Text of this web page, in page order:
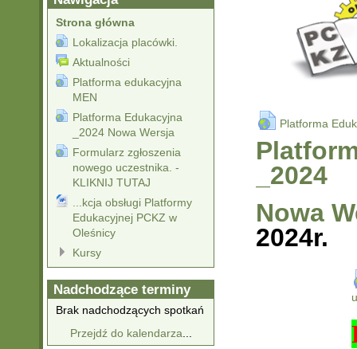
Platforma
_2024
Nowa
2024r.
Strona główna
Lokalizacja placówki.
Aktualności
Platforma edukacyjna
MEN
Platforma Edukacyjna
_2024 Nowa Wersja
Formularz zgłoszenia
nowego uczestnika. -
KLIKNIJ TUTAJ
...kcja obsługi Platformy
Edukacyjnej PCKZ w
Oleśnicy
Kursy
Nadchodzące terminy
Brak nadchodzących spotkań
Przejdź do kalendarza...